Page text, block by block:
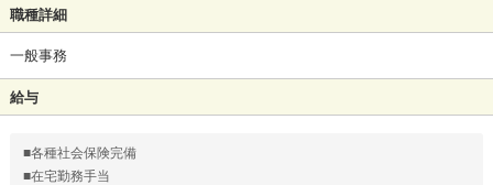
職種詳細
一般事務
給与
■各種社会保険完備
■在宅勤務手当